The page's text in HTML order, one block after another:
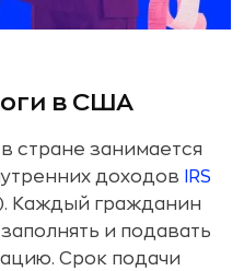
в США
стране занимается
доходов
IRS
Каждый гражданин
и подавать
Срок подачи